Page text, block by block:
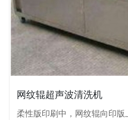
网纹辊超声波清洗机
柔性版印刷中，网纹辊向印